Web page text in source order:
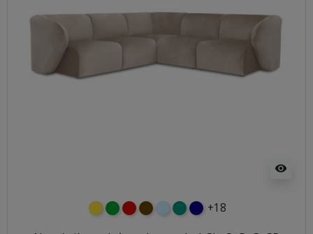
visibility
żółtyzielonyczerwony
czekoladowy
błękitnyturkusowy
granatowy
+18